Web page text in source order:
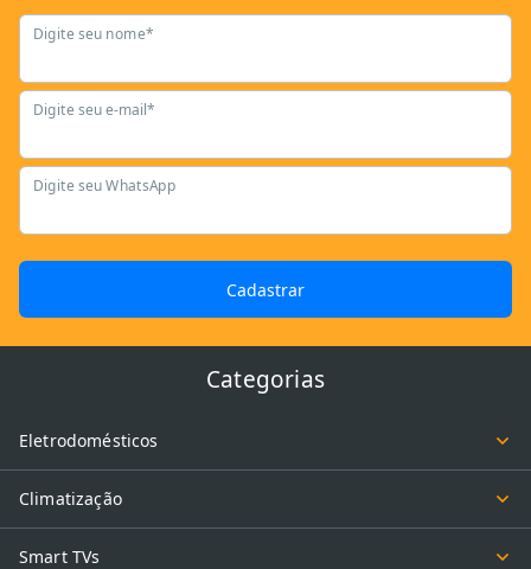
Digite seu nome*
Digite seu e-mail*
Digite seu WhatsApp
Cadastrar
Categorias
Eletrodomésticos
Climatização
Smart TVs